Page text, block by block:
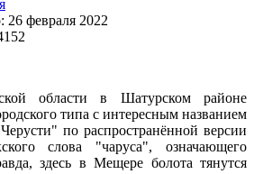
26 февраля 2022
области в Шатурском районе
типа с интересным названием
по распространённой версии
слова "чаруса", означающего
здесь в Мещере болота тянутся